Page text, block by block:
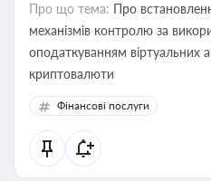
Про що тема: Про
механізмів контролю за
оподаткуванням віртуальних
криптовалюти
Фінансові послуги